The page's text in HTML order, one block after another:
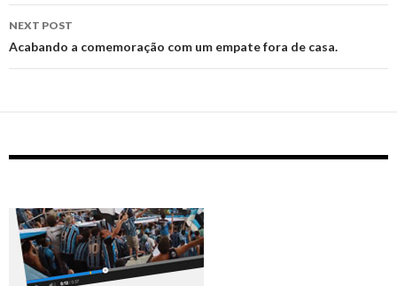
NEXT POST
Acabando a comemoração com um empate fora de casa.